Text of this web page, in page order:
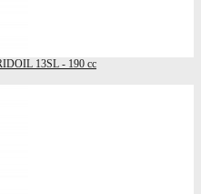
13SL - 190 cc